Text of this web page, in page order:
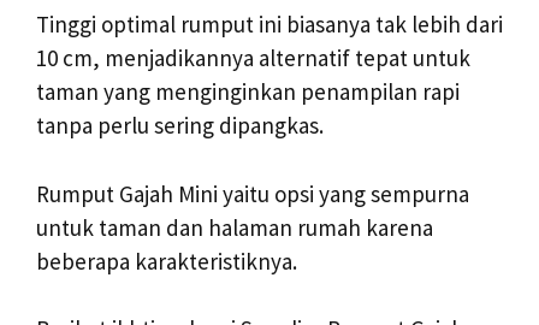
Tinggi optimal rumput ini biasanya tak lebih dari
10 cm, menjadikannya alternatif tepat untuk
taman yang menginginkan penampilan rapi
tanpa perlu sering dipangkas.
Rumput Gajah Mini yaitu opsi yang sempurna
untuk taman dan halaman rumah karena
beberapa karakteristiknya.